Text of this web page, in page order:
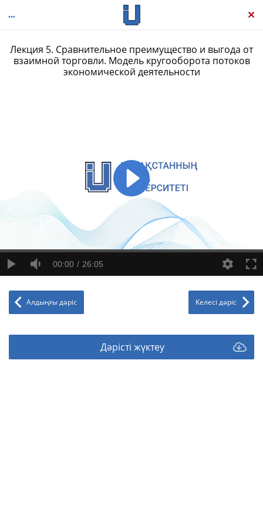
Лекция 5. Сравнительное преимущество и выгода от
взаимной торговли. Модель кругооборота потоков
экономической деятельности
00:00 26:05
Алдыңғы дәріс Келесі дәріс
Дәрісті жүктеу